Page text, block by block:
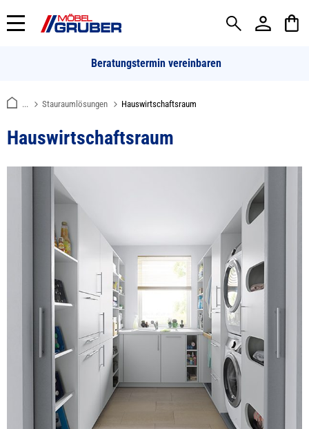
springen
Beratungstermin vereinbaren
... Stauraumlösungen Hauswirtschaftsraum
Hauswirtschaftsraum